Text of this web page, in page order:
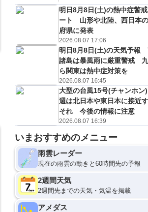
7 m/s 8 m/s 8m/s
明日8月8日(土)の熱中症警
ート 山形や北陸、西日本
府県に発表
2026.08.07 17:06
明日8月8日(土)の天気予報
諸島は暴風雨に厳重警戒
ら関東は熱中症対策を
2026.08.07 16:45
大型の台風15号(チャンホ
週は北日本や東日本に接近
それ 今後の情報に注意
2026.08.07 16:39
いまおすすめのメニュー
雨雲レーダー
現在の雨雲の動きと60時間先の予報
2週間天気
2週間先までの天気・気温を掲載
アメダス